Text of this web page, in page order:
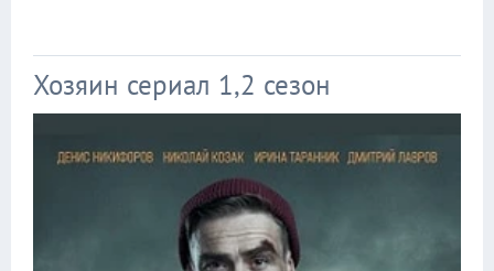
Хозяин сериал 1,2 сезон